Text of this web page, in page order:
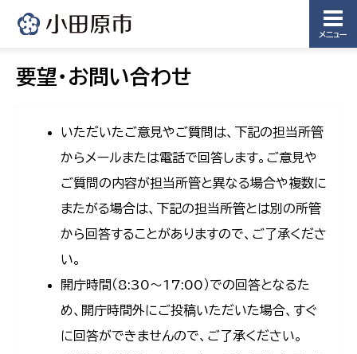
メニュー
要望・お問い合わせ
いただいたご意見やご質問は、下記の担当所管
からメールまたは電話で回答します。ご意見や
ご質問の内容が担当所管と異なる場合や複数に
またがる場合は、下記の担当所管とは別の所管
から回答することがありますので、ご了承くださ
い。
開庁時間（8:30〜17:00）での回答となるた
め、開庁時間外にご投稿いただいた場合、すぐ
に回答ができませんので、ご了承ください。